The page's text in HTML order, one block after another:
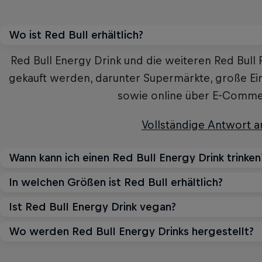
Wo ist Red Bull erhältlich?
Red Bull Energy Drink und die weiteren Red
gekauft werden, darunter Supermärkte, große
sowie online über E-
Vollständige Antwort
Wann kann ich einen Red Bull Energy Drink
Red Bull Energy Drinks verleihen Flüüügel wann
bei der Arbeit oder in der Freizeit, beim Fitness
In welchen Größen ist Red Bull erhältlich?
Red Bull Energy Drink ist in 250 ml-, 355 ml-
nach Standort
Ist Red Bull Energy Drink vegan?
Red Bull Energy Drink, Red Bull Sugarfree, Red
Wo werden Red Bull Energy Drinks hergestellt?